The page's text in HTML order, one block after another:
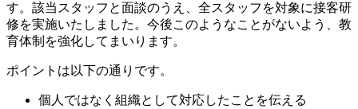
す。該当スタッフと面談のうえ、全スタッフを対象に接客研
修を実施いたしました。今後このようなことがないよう、教
育体制を強化してまいります。
ポイントは以下の通りです。
個人ではなく組織として対応したことを伝える